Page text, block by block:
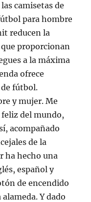
camisetas de
para hombre
reducen la
proporcionan
a la máxima
ofrece
de fútbol.
y mujer. Me
del mundo,
acompañado
de la
ha hecho una
español y
de encendido
Y dado